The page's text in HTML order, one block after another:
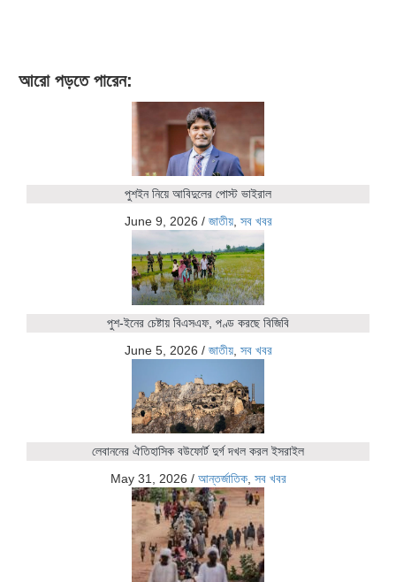
আরো পড়তে পারেন:
পুশইন নিয়ে আবিদুলের পোস্ট ভাইরাল
June 9, 2026 / জাতীয়, সব খবর
পুশ-ইনের চেষ্টায় বিএসএফ, পণ্ড করছে বিজিবি
June 5, 2026 / জাতীয়, সব খবর
লেবাননের ঐতিহাসিক বউফোর্ট দুর্গ দখল করল ইসরাইল
May 31, 2026 / আন্তর্জাতিক, সব খবর